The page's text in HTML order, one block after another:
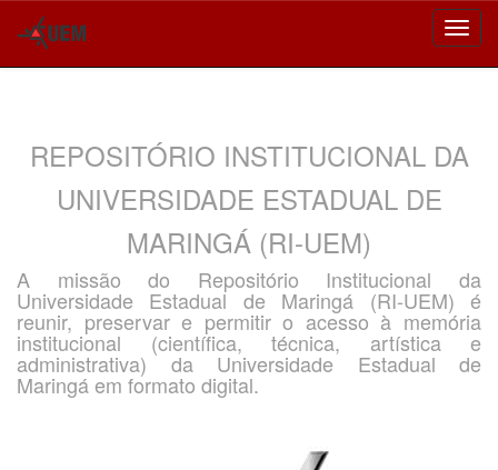
REPOSITÓRIO INSTITUCIONAL DA
UNIVERSIDADE ESTADUAL DE
MARINGÁ (RI-UEM)
A missão do Repositório Institucional da
Universidade Estadual de Maringá (RI-UEM) é
reunir, preservar e permitir o acesso à memória
institucional (científica, técnica, artística e
administrativa) da Universidade Estadual de
Maringá em formato digital.